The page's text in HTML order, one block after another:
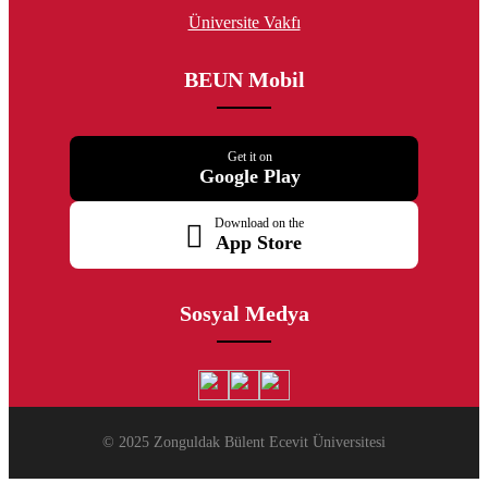
Üniversite Vakfı
BEUN Mobil
Get it on
Google Play
Download on the
App Store
Sosyal Medya
© 2025 Zonguldak Bülent Ecevit Üniversitesi